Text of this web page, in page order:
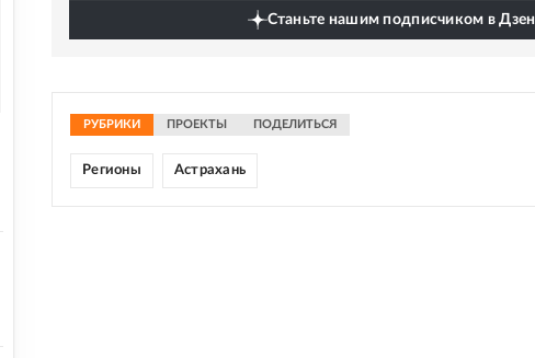
Станьте нашим подписчиком в Дзен
РУБРИКИ ПРОЕКТЫ ПОДЕЛИТЬСЯ
Регионы Астрахань